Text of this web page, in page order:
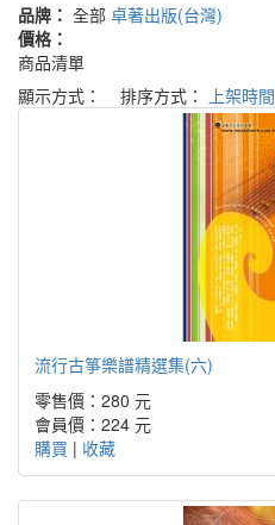
品牌： 全部 卓著出版(台灣)
價格：
商品清單
顯示方式：
排序方式： 上架時間
流行古箏樂譜精選集(六)
零售價：280 元
會員價：224 元
購買 | 收藏